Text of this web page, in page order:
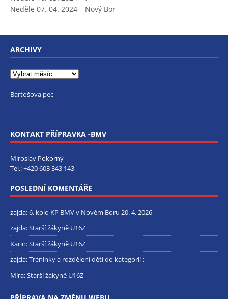
Neděle 07. 04. 2024 – Nový Bor
ARCHIVY
Bartošova pec
KONTAKT PŘÍPRAVKA -BMV
Miroslav Pokorný
Tel.:+420 603 343 143
POSLEDNÍ KOMENTÁŘE
zajda:6. kolo KP BMV v Novém Boru 20. 4. 2026
zajda:Starší žákyně U16Z
Karin:Starší žákyně U16Z
zajda:Tréninky a rozdělení dětí do kategorií :
Míra:Starší žákyně U16Z